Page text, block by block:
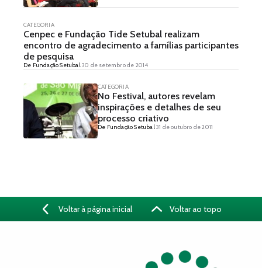
CATEGORIA
Cenpec e Fundação Tide Setubal realizam
encontro de agradecimento a famílias participantes
de pesquisa
De Fundação Setubal30 de setembro de 2014
CATEGORIA
No Festival, autores revelam
inspirações e detalhes de seu
processo criativo
De Fundação Setubal31 de outubro de 2011
Voltar à página inicial Voltar ao topo